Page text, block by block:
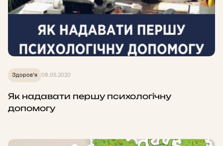
Здоров'я 08.05.2020
Як надавати першу психологічну
допомогу